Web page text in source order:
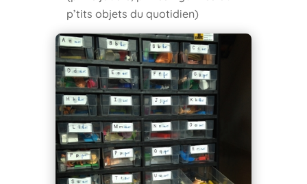
p’tits objets du quotidien)